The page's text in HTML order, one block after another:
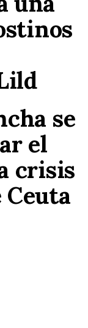
se
el
crisis